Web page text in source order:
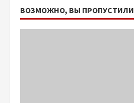
ВОЗМОЖНО, ВЫ ПРОПУСТИЛИ